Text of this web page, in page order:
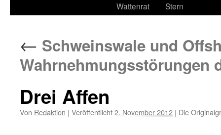
Wattenrat
Stern
← Schweinswale und
Wahrnehmungsstörungen
Drei Affen
Von Redaktion | Veröffentlicht2. November 2012 | Die